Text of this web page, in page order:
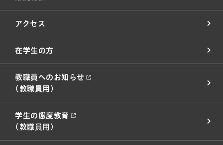
アクセス
在学生の方
教職員へのお知らせ
(教職員用)
学生の態度教育
(教職員用)